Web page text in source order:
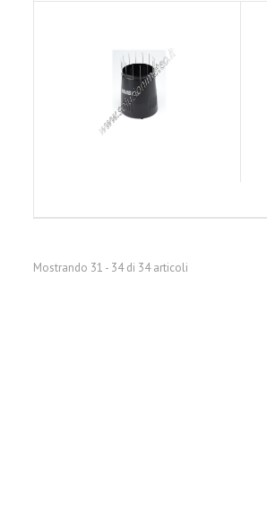
Mostrando 31 - 34 di 34 articoli